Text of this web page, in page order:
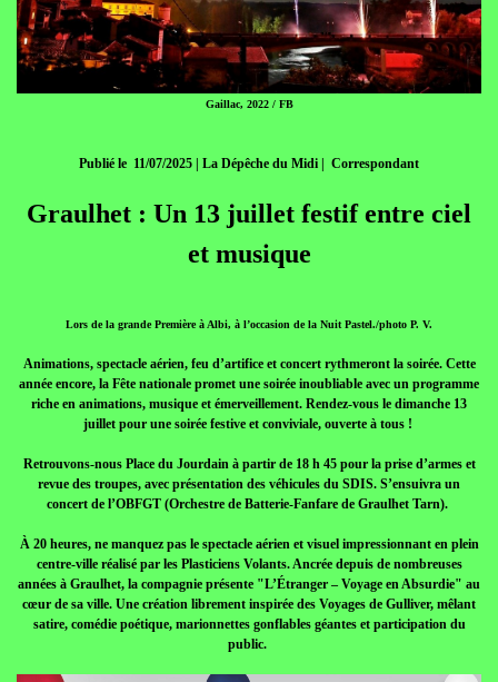
Gaillac, 2022 / FB
Publié le 11/07/2025 | La Dépêche du Midi | Correspondant
Graulhet : Un 13 juillet festif entre ciel
et musique
Lors de la grande Première à Albi, à l’occasion de la Nuit Pastel./photo P. V.
Animations, spectacle aérien, feu d’artifice et concert rythmeront la soirée. Cette
année encore, la Fête nationale promet une soirée inoubliable avec un programme
riche en animations, musique et émerveillement. Rendez-vous le dimanche 13
juillet pour une soirée festive et conviviale, ouverte à tous !
Retrouvons-nous Place du Jourdain à partir de 18 h 45 pour la prise d’armes et
revue des troupes, avec présentation des véhicules du SDIS. S’ensuivra un
concert de l’OBFGT (Orchestre de Batterie-Fanfare de Graulhet Tarn).
À 20 heures, ne manquez pas le spectacle aérien et visuel impressionnant en plein
centre-ville réalisé par les Plasticiens Volants. Ancrée depuis de nombreuses
années à Graulhet, la compagnie présente "L’Étranger – Voyage en Absurdie" au
cœur de sa ville. Une création librement inspirée des Voyages de Gulliver, mêlant
satire, comédie poétique, marionnettes gonflables géantes et participation du
public.